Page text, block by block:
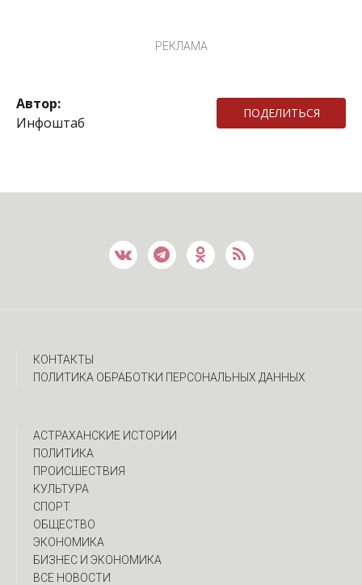
РЕКЛАМА
Автор:
Инфоштаб
ПОДЕЛИТЬСЯ
КОНТАКТЫ
ПОЛИТИКА ОБРАБОТКИ ПЕРСОНАЛЬНЫХ ДАННЫХ
АСТРАХАНСКИЕ ИСТОРИИ
ПОЛИТИКА
ПРОИСШЕСТВИЯ
КУЛЬТУРА
СПОРТ
ОБЩЕСТВО
ЭКОНОМИКА
БИЗНЕС И ЭКОНОМИКА
ВСЕ НОВОСТИ